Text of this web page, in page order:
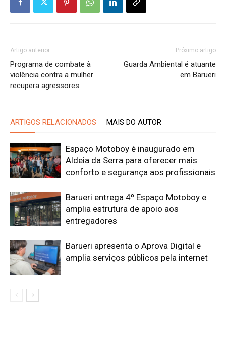
Artigo anterior
Programa de combate à
violência contra a mulher
recupera agressores
Próximo artigo
Guarda Ambiental é atuante
em Barueri
ARTIGOS RELACIONADOS MAIS DO AUTOR
Espaço Motoboy é inaugurado em
Aldeia da Serra para oferecer mais
conforto e segurança aos profissionais
Barueri entrega 4º Espaço Motoboy e
amplia estrutura de apoio aos
entregadores
Barueri apresenta o Aprova Digital e
amplia serviços públicos pela internet